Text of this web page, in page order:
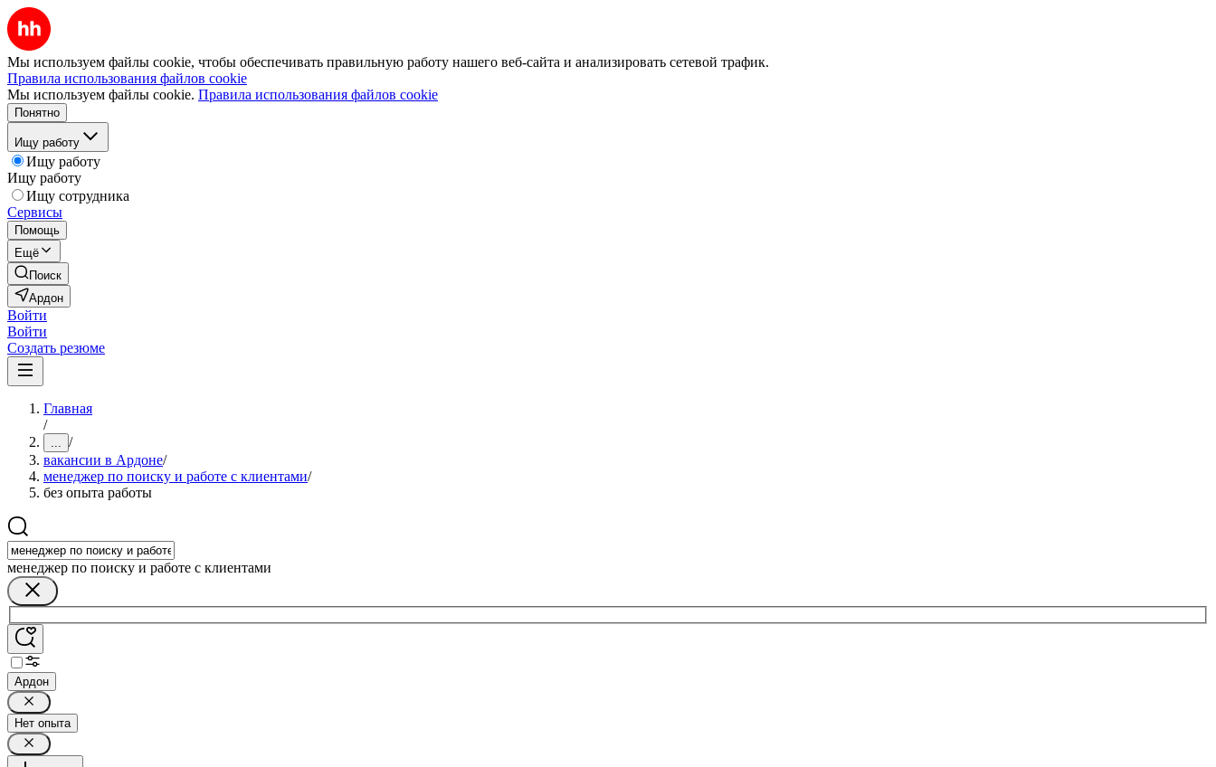
Мы используем файлы cookie, чтобы обеспечивать правильную работу нашего веб-сайта и анализировать сетевой трафик.
Правила использования файлов cookie
Мы используем файлы cookie. Правила использования файлов cookie
Понятно
Ищу работу
Ищу работу
Ищу работу
Ищу сотрудника
Сервисы
Помощь
Ещё
Поиск
Ардон
Войти
Войти
Создать резюме
Главная
/
... /
вакансии в Ардоне/
менеджер по поиску и работе с клиентами/
без опыта работы
менеджер по поиску и работе с клиентами
Ардон
Нет опыта